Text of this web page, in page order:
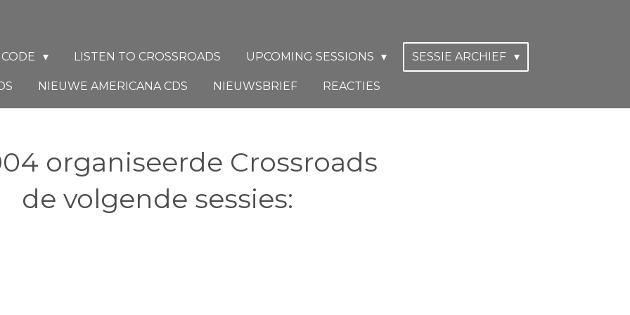
LISTEN TO CROSSROADS UPCOMING SESSIONS SESSIE ARCHIEF
NIEUWE AMERICANA CDS NIEUWSBRIEF REACTIES
organiseerde Crossroads
de volgende sessies: